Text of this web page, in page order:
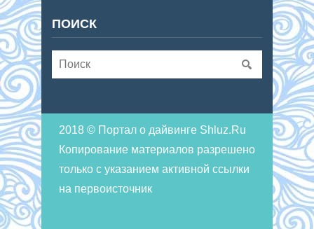
ПОИСК
2018 © Портал о дайвинге Shluz.Ru
Копирование материалов разрешено
только с указанием активной ссылки
на первоисточник